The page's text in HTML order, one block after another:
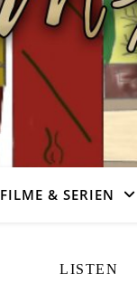
FILME & SERIEN
LISTEN